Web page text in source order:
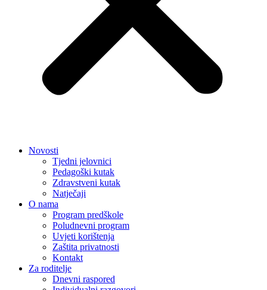
Novosti
Tjedni jelovnici
Pedagoški kutak
Zdravstveni kutak
Natječaji
O nama
Program predškole
Poludnevni program
Uvjeti korištenja
Zaštita privatnosti
Kontakt
Za roditelje
Dnevni raspored